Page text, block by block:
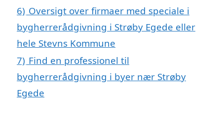
6) Oversigt over firmaer med speciale i
bygherrerådgivning i Strøby Egede eller
hele Stevns Kommune
7) Find en professionel til
bygherrerådgivning i byer nær Strøby
Egede